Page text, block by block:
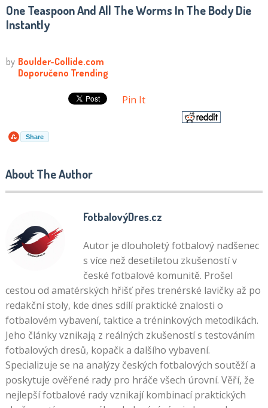
One Teaspoon And All The Worms In The Body Die
Instantly
Pin It
Share
About The Author
FotbalovýDres.cz
Autor je dlouholetý fotbalový nadšenec
s více než desetiletou zkušeností v
české fotbalové komunitě. Prošel
cestou od amatérských hřišť přes trenérské lavičky až po
redakční stoly, kde dnes sdílí praktické znalosti o
fotbalovém vybavení, taktice a tréninkových metodikách.
Jeho články vznikają z reálných zkušeností s testováním
fotbalových dresů, kopačk a dalšího vybavení.
Specializuje se na analýzy českých fotbalových soutěží a
poskytuje ověřené rady pro hráče všech úrovní. Věří, že
nejlepší fotbalové rady vznikají kombinací praktických